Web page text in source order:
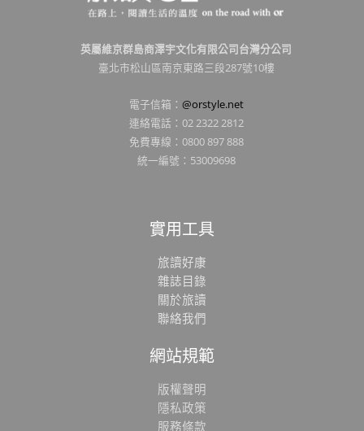
英屬維京群島商澤宇文化有限公司台灣分公司
臺北市松山區南京東路三段287號10樓
電子信箱： @orstyle.net
連絡電話：02 2322 2812
免費專線：0800 897 888
統一編號：53009698
實用工具
旅讀好康
雜誌目錄
關於旅讀
聯絡我們
網站規範
版權聲明
隱私政策
服務條款